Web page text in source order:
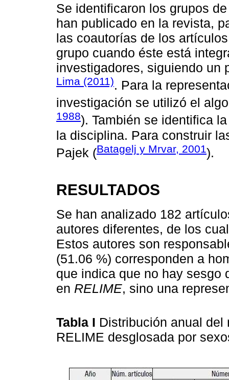
Se identiﬁcaron los grupos
han publicado en la revista,
las coautorías de los
grupo cuando éste está
investigadores, siguiendo un
Lima (2011). Para la
investigación se utilizó el
1988). También se identiﬁca
la disciplina. Para construir
Pajek (Batagelj y Mrvar, 2001).
RESULTADOS
Se han analizado 182
autores diferentes, de los
Estos autores son
(51.06 %) corresponden a
que indica que no hay sesgo
en RELIME, sino una
Tabla I Distribución anual
RELIME desglosada por